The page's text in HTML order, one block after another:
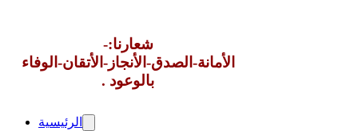
شعارنا:-
الأمانة-الصدق-الأنجاز-الأتقان-الوفاء
بالوعود .
الرئيسية